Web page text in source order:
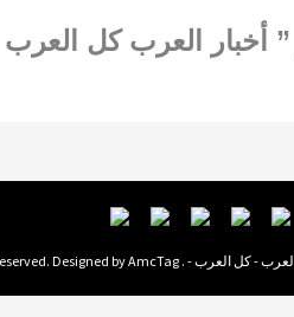
أخبار العرب كل
AmcTag